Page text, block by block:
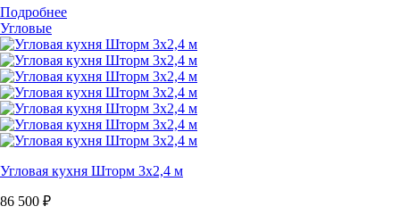
Подробнее
Угловые
Угловая кухня Шторм 3x2,4 м
86 500 ₽